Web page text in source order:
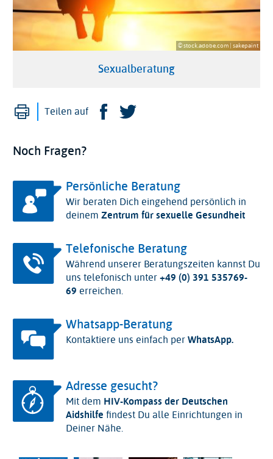
© stock.adobe.com | sakepaint
Sexualberatung
Drucken
Teilen auf Facebook
Noch Fragen?
Persönliche Beratung
Wir beraten Dich eingehend persönlich in
deinem Zentrum für sexuelle Gesundheit
Telefonische Beratung
Während unserer Beratungszeiten kannst Du
uns telefonisch unter+49 (0) 391 535769-
69 erreichen.
Whatsapp-Beratung
Kontaktiere uns einfach perWhatsApp.
Adresse gesucht?
Mit dem HIV-Kompass der Deutschen
Aidshilfe findest Du alle Einrichtungen in
Deiner Nähe.